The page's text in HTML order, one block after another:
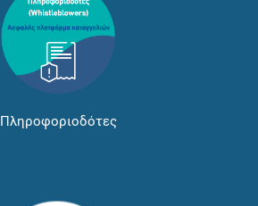
Πληροφοριοδότες